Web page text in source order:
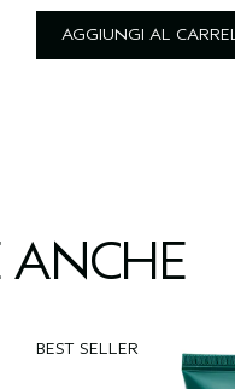
AGGIUNGI AL
ANCHE
BEST SELLER